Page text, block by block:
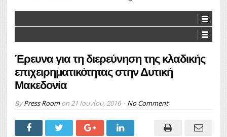
Έρευνα για τη διερεύνηση της κλαδικής
επιχειρηματικότητας στην Δυτική
Μακεδονία
ByPress Roomon 21 Ιουνίου, 2016 No Comment